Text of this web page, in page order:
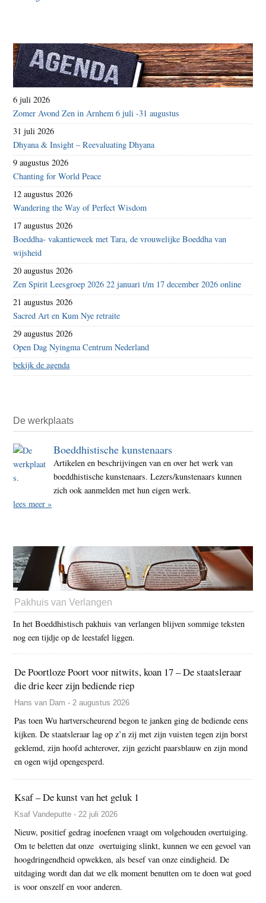
6 juli 2026
Zomer Avond Zen in Arnhem 6 juli -31 augustus
31 juli 2026
Dhyana & Insight – Reevaluating Dhyana
9 augustus 2026
Chanting for World Peace
12 augustus 2026
Wandering the Way of Perfect Wisdom
17 augustus 2026
Boeddha- vakantieweek met Tara, de vrouwelijke Boeddha van
wijsheid
20 augustus 2026
Zen Spirit Leesgroep 2026 22 januari t/m 17 december 2026 online
21 augustus 2026
Sacred Art en Kum Nye retraite
29 augustus 2026
Open Dag Nyingma Centrum Nederland
bekijk de agenda
De werkplaats
Boeddhistische kunstenaars
Artikelen en beschrijvingen van en over het werk van
boeddhistische kunstenaars. Lezers/kunstenaars kunnen
zich ook aanmelden met hun eigen werk.
lees meer »
Pakhuis van Verlangen
In het Boeddhistisch pakhuis van verlangen blijven sommige teksten
nog een tijdje op de leestafel liggen.
De Poortloze Poort voor nitwits, koan 17 – De staatsleraar
die drie keer zijn bediende riep
Hans van Dam - 2 augustus 2026
Pas toen Wu hartverscheurend begon te janken ging de bediende eens
kijken. De staatsleraar lag op z’n zij met zijn vuisten tegen zijn borst
geklemd, zijn hoofd achterover, zijn gezicht paarsblauw en zijn mond
en ogen wijd opengesperd.
Ksaf – De kunst van het geluk 1
Ksaf Vandeputte - 22 juli 2026
Nieuw, positief gedrag inoefenen vraagt om volgehouden overtuiging.
Om te beletten dat onze overtuiging slinkt, kunnen we een gevoel van
hoogdringendheid opwekken, als besef van onze eindigheid. De
uitdaging wordt dan dat we elk moment benutten om te doen wat goed
is voor onszelf en voor anderen.